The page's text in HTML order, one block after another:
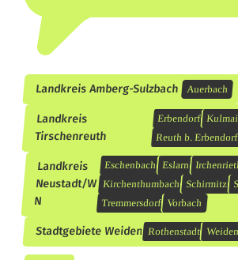
Landkreis Amberg-Sulzbach Auerbach
Landkreis
Tirschenreuth
Erbendorf
Reuth b. Erbendorf
Landkreis
Neustadt/W
N
Eschenbach Eslarn
Kirchenthumbach Schirmitz
Tremmersdorf Vorbach
Stadtgebiete Weiden Rothenstadt